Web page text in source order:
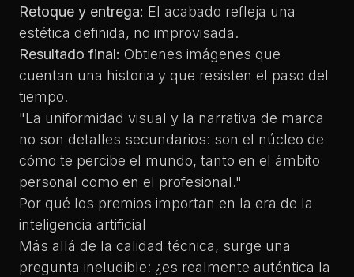
Retoque y entrega: El acabado refleja una
estética definida, no improvisada.
Resultado final: Obtienes imágenes que
cuentan una historia y que resisten el paso del
tiempo.
"La uniformidad visual y la narrativa de marca
no son detalles secundarios: son el núcleo de
cómo te percibe el mundo, tanto en el ámbito
personal como en el profesional."
Por qué los premios importan en la era de la
inteligencia artificial
Más allá de la calidad técnica, surge una
pregunta ineludible: ¿es realmente auténtica la